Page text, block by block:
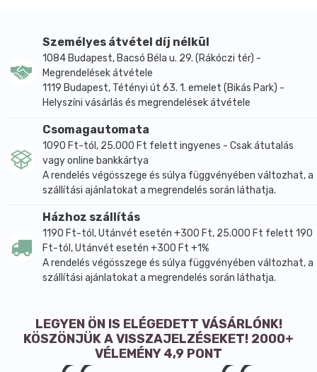
Személyes átvétel díj nélkül
1084 Budapest, Bacsó Béla u. 29. (Rákóczi tér) -
Megrendelések átvétele
1119 Budapest, Tétényi út 63. 1. emelet (Bikás Park) -
Helyszíni vásárlás és megrendelések átvétele
Csomagautomata
1090 Ft-tól, 25.000 Ft felett ingyenes - Csak átutalás
vagy online bankkártya
A rendelés végösszege és súlya függvényében változhat, a
szállítási ajánlatokat a megrendelés során láthatja.
Házhoz szállítás
1190 Ft-tól, Utánvét esetén +300 Ft, 25.000 Ft felett 190
Ft-tól, Utánvét esetén +300 Ft +1%
A rendelés végösszege és súlya függvényében változhat, a
szállítási ajánlatokat a megrendelés során láthatja.
LEGYEN ÖN IS ELÉGEDETT VÁSÁRLÓNK!
KÖSZÖNJÜK A VISSZAJELZÉSEKET! 2000+
VÉLEMÉNY 4,9 PONT